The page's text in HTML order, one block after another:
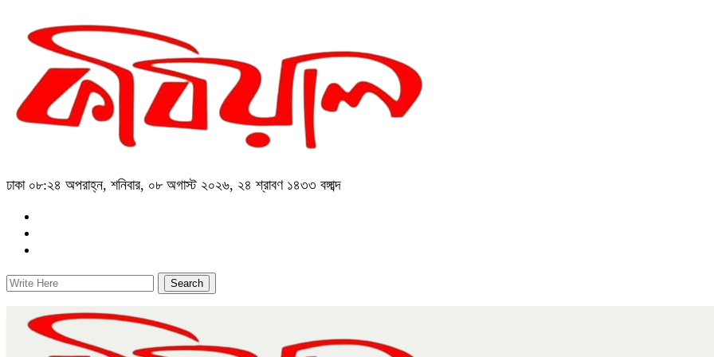
ঢাকা ০৮:২৪ অপরাহ্ন, শনিবার, ০৮ অগাস্ট ২০২৬, ২৪ শ্রাবণ ১৪৩৩ বঙ্গাব্দ